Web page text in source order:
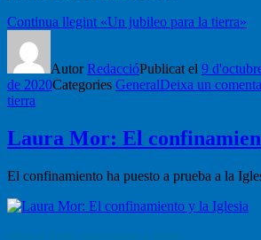
Continua llegint «Un jubileo para la tierra»
AutorRedaccióPublicat el 9
de 2020Categories GeneralDeixa un
tierra
Laura Mor: El
El confinamiento ha puesto a prueba a la